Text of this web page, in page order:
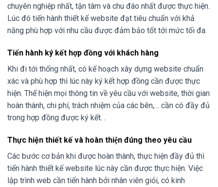
chuyên nghiệp nhất, tận tâm và chu đáo nhất được thực hiện.
Lúc đó tiến hành thiết kế website đạt tiêu chuẩn với khả
năng phù hợp với nhu cầu được đảm bảo tốt tới mức tối đa.
Tiến hành ký kết hợp đồng với khách hàng
Khi đi tới thống nhất, có kế hoạch xây dựng website chuẩn
xác và phù hợp thì lúc này ký kết hợp đồng cần được thực
hiện. Thể hiện mọi thông tin về yêu cầu với website, thời gian
hoàn thành, chi phí, trách nhiệm của các bên,… cần có đầy đủ
trong hợp đồng được ký kết. .
Thực hiện thiết kế và hoàn thiện đúng theo yêu cầu
Các bước cơ bản khi được hoàn thành, thực hiện đầy đủ thì
tiến hành thiết kế website lúc này cần được thực hiện. Việc
lập trình web cần tiến hành bởi nhân viên giỏi, có kinh